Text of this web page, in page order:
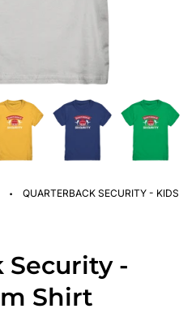
· QUARTERBACK SECURITY - KIDS
Security -
Shirt